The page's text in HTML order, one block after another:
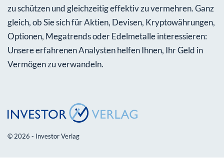
zu schützen und gleichzeitig effektiv zu vermehren. Ganz
gleich, ob Sie sich für Aktien, Devisen, Kryptowährungen,
Optionen, Megatrends oder Edelmetalle interessieren:
Unsere erfahrenen Analysten helfen Ihnen, Ihr Geld in
Vermögen zu verwandeln.
© 2026 - Investor Verlag